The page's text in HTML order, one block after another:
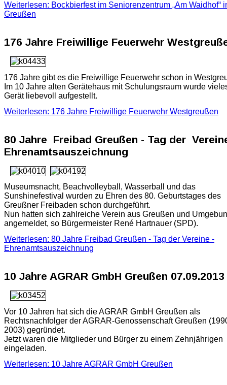
Weiterlesen: Bockbierfest im Seniorenzentrum „Am Waidhof“
Greußen
176 Jahre Freiwillige Feuerwehr
176 Jahre gibt es die Freiwillige Feuerwehr schon in
Im 10 Jahre alten Gerätehaus mit Schulungsraum wurde
Gerät liebevoll aufgestellt.
Weiterlesen: 176 Jahre Freiwillige Feuerwehr Westgreußen
80 Jahre Freibad Greußen - Tag der
Ehrenamtsauszeichnung
Museumsnacht, Beachvolleyball, Wasserball und das
Sunshinefestival wurden zu Ehren des 80. Geburtstages des
Greußner Freibaden schon durchgeführt.
Nun hatten sich zahlreiche Verein aus Greußen und
angemeldet, so Bürgermeister René Hartnauer (SPD).
Weiterlesen: 80 Jahre Freibad Greußen - Tag der Vereine -
Ehrenamtsauszeichnung
10 Jahre AGRAR GmbH Greußen 07.09.2013
Vor 10 Jahren hat sich die AGRAR GmbH Greußen als
Rechtsnachfolger der AGRAR-Genossenschaft Greußen
2003) gegründet.
Jetzt waren die Mitglieder und Bürger zu einem Zehnjährigen
eingeladen.
Weiterlesen: 10 Jahre AGRAR GmbH Greußen